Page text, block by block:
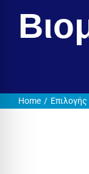
Home Επιλογής